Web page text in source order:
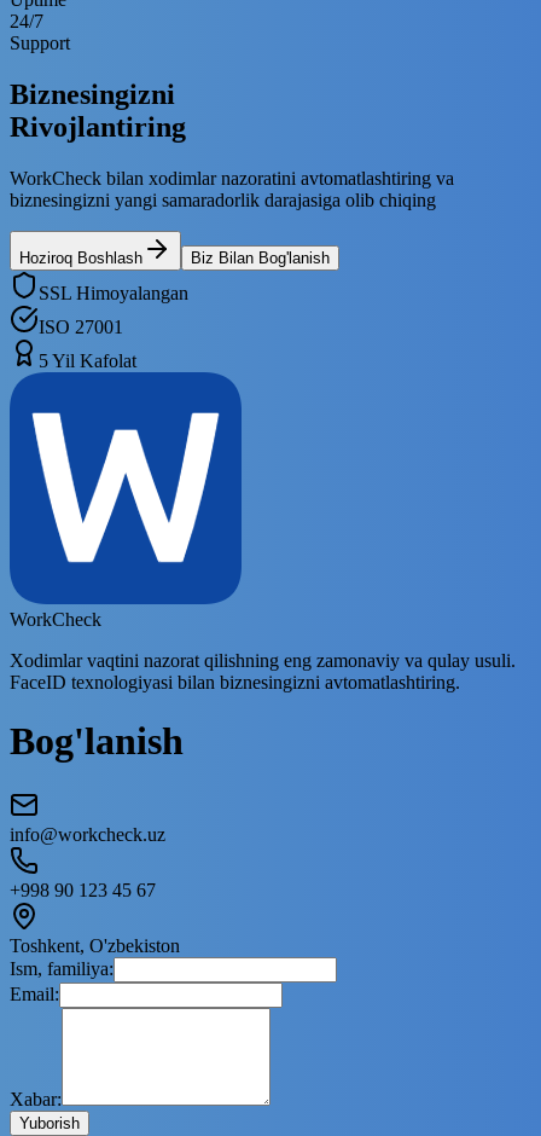
24/7
Support
Biznesingizni
Rivojlantiring
WorkCheck bilan xodimlar nazoratini avtomatlashtiring va
biznesingizni yangi samaradorlik darajasiga olib chiqing
Hoziroq Boshlash Biz Bilan Bog'lanish
SSL Himoyalangan
ISO 27001
5 Yil Kafolat
WorkCheck
Xodimlar vaqtini nazorat qilishning eng zamonaviy va qulay usuli.
FaceID texnologiyasi bilan biznesingizni avtomatlashtiring.
Bog'lanish
info@workcheck.uz
+998 90 123 45 67
Toshkent, O'zbekiston
Ism, familiya:
Email:
Xabar:
Yuborish